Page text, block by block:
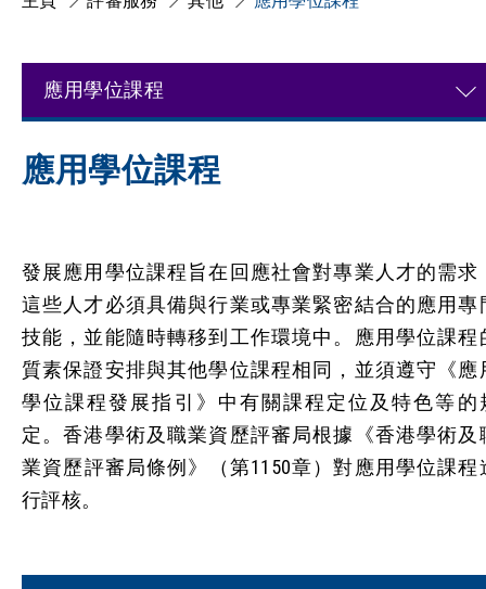
應用學位課程
應用學位課程
發展應用學位課程旨在回應社會對專業人才的需求
這些人才必須具備與行業或專業緊密結合的應用專
技能，並能隨時轉移到工作環境中。應用學位課程
質素保證安排與其他學位課程相同，並須遵守《應
學位課程發展指引》中有關課程定位及特色等的
定。香港學術及職業資歷評審局根據《香港學術及
業資歷評審局條例》（第1150章）對應用學位課程
行評核。